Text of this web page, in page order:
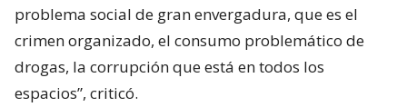
problema social de gran envergadura, que es el
crimen organizado, el consumo problemático de
drogas, la corrupción que está en todos los
espacios”, criticó.